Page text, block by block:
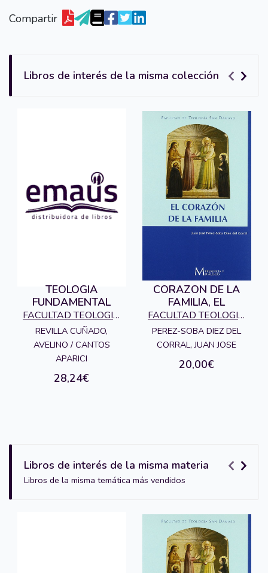
Compartir
Libros de interés de la misma colección
TEOLOGIA
FUNDAMENTAL
FACULTAD TEOLOGIA
SAN DAMASO
REVILLA CUÑADO,
AVELINO / CANTOS
APARICI
28,24€
CORAZON DE LA
FAMILIA, EL
FACULTAD TEOLOGIA
SAN DAMASO
PEREZ-SOBA DIEZ DEL
CORRAL, JUAN JOSE
20,00€
Libros de interés de la misma materia
Libros de la misma temática más vendidos